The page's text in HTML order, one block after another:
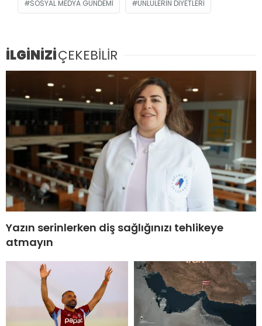
SOSYAL MEDYA GÜNDEMI ÜNLÜLERIN DIYETLERI
İLGİNİZİÇEKEBİLİR
Yazın serinlerken diş sağlığınızı tehlikeye
atmayın